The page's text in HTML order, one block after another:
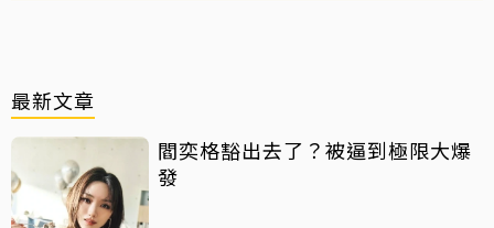
最新文章
閻奕格豁出去了？被逼到極限大爆
發